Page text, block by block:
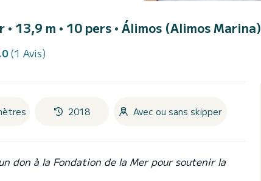
• 13,9 m • 10 pers • Álimos (Alimos Marina)
(1 Avis)
2018 Avec ou sans skipper
don à la Fondation de la Mer pour soutenir la